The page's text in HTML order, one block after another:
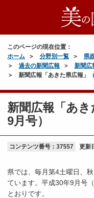
このページの現在位置：
ホーム
分野別一覧 県
過去の新聞広報
新聞広
新聞広報「あきた県広報」
新聞広報「あ
9月号）
コンテンツ番号：37557 更新
県では、毎月第4土曜日、
ています。平成30年9月号
とおりです。